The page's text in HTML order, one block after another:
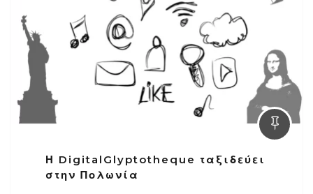
Η DigitalGlyptotheque ταξιδεύει
στην Πολωνία